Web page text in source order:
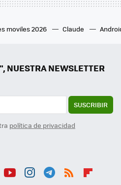
moviles 2026 Claude
NEWSLETTER
SUSCRIBIR
política de privacidad